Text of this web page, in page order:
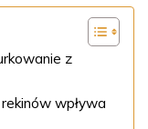
z
wpływa